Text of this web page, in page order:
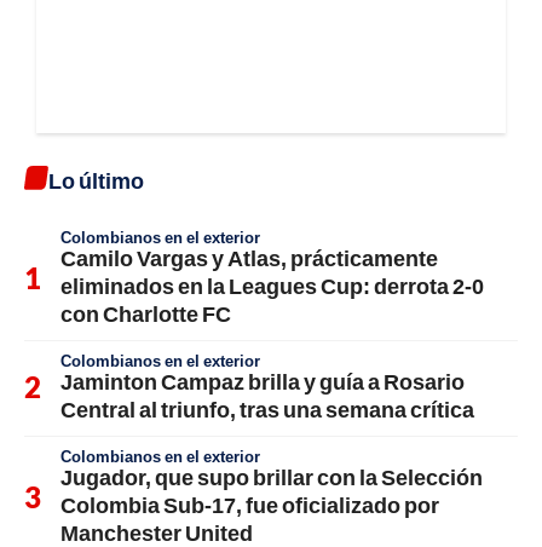
Lo último
Colombianos en el exterior
Camilo Vargas y Atlas, prácticamente
eliminados en la Leagues Cup: derrota 2-0
con Charlotte FC
Colombianos en el exterior
Jaminton Campaz brilla y guía a Rosario
Central al triunfo, tras una semana crítica
Colombianos en el exterior
Jugador, que supo brillar con la Selección
Colombia Sub-17, fue oficializado por
Manchester United